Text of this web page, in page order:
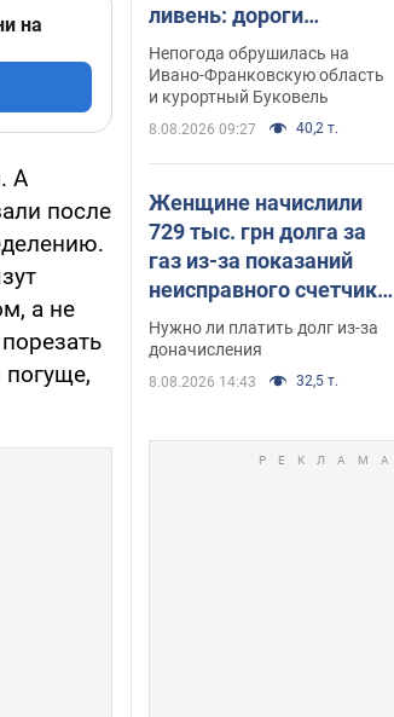
на
А
после
а не
ливень: дороги
превратились в реки.
Видео
Непогода обрушилась на
Ивано-Франковскую область
и курортный Буковель
8.08.2026 09:27 40,2 т.
Женщине начислили
729 тыс. грн долга за
газ из-за показаний
неисправного счетчика:
судья вынес
неожиданное решение
Нужно ли платить долг из-за
доначисления
8.08.2026 14:43 32,5 т.